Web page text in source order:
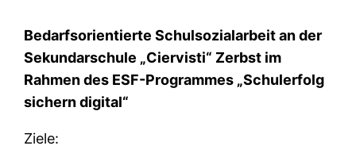
Bedarfsorientierte Schulsozialarbeit an der
Sekundarschule „Ciervisti“ Zerbst im
Rahmen des ESF-Programmes „Schulerfolg
sichern digital“
Ziele: